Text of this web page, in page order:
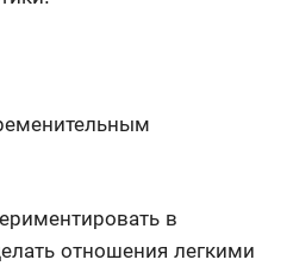
в
отношения легкими